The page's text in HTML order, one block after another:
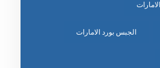
الجبس بورد الامارات